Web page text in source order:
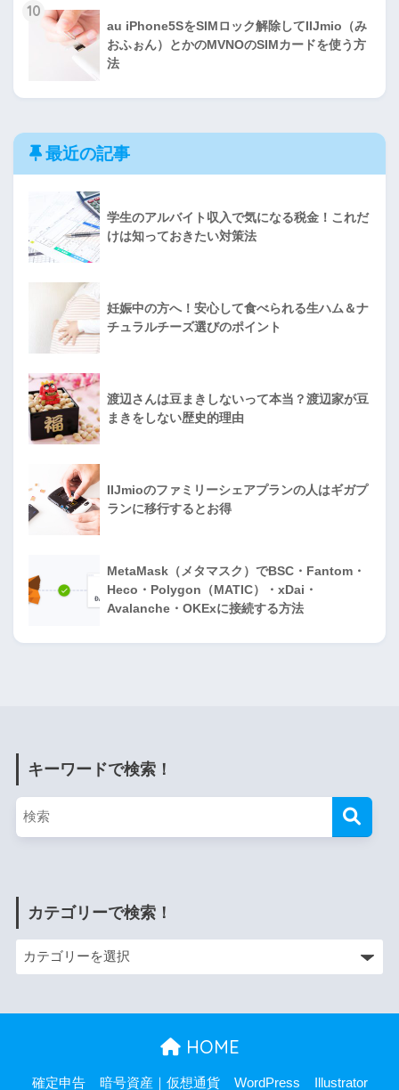
10
au iPhone5SをSIMロック解除してIIJmio（み
おふぉん）とかのMVNOのSIMカードを使う方
法
最近の記事
学生のアルバイト収入で気になる税金！これだ
けは知っておきたい対策法
妊娠中の方へ！安心して食べられる生ハム＆ナ
チュラルチーズ選びのポイント
渡辺さんは豆まきしないって本当？渡辺家が豆
まきをしない歴史的理由
IIJmioのファミリーシェアプランの人はギガプ
ランに移行するとお得
MetaMask（メタマスク）でBSC・Fantom・
Heco・Polygon（MATIC）・xDai・
Avalanche・OKExに接続する方法
キーワードで検索！
カテゴリーで検索！
HOME
確定申告 暗号資産｜仮想通貨 WordPress Illustrator